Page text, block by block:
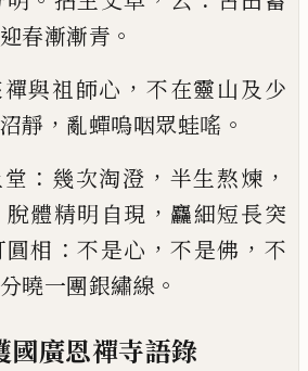
春漸漸青 。
與祖師心 ， 不在靈山及少
靜 ， 亂蟬嗚咽眾蛙嗂 。
堂 ： 幾次淘澄 ， 半生熬煉 ，
脫體精明自現 ， 麤細短長突
相 ：不是心 ，不是佛 ， 不
分曉一團銀繡線 。
國廣恩禪寺語錄